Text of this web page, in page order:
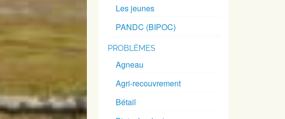
Les jeunes
PANDC (BIPOC)
PROBLÈMES
Agneau
Agri-recouvrement
Bétail